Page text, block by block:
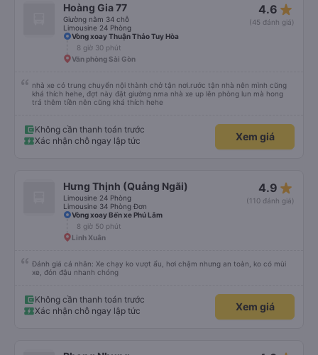
Hoàng Gia 77
Giường nằm 34 chỗ
Limousine 24 Phòng
4.6 star_rate
(45 đánh giá)
Vòng xoay Thuận Thảo Tuy Hòa
8 giờ 30 phút
Văn phòng Sài Gòn
nhà xe có trung chuyển nội thành chở tận nơi.rước tận nhà nên mình cũng
khá thích hehe, đợt này đặt giường nma nhà xe up lên phòng lun mà hong
trả thêm tiền nên cũng khá thích hehe
Không cần thanh toán trước
Xác nhận chỗ ngay lập tức
Xem giá
Hưng Thịnh (Quảng Ngãi)
Limousine 24 Phòng
Limousine 34 Phòng Đơn
4.9 star_rate
(110 đánh giá)
Vòng xoay Bến xe Phú Lâm
8 giờ 50 phút
Linh Xuân
Đánh giá cá nhân: Xe chạy ko vượt ẩu, hơi chậm nhưng an toàn, ko có mùi
xe, đón đậu nhanh chóng
Không cần thanh toán trước
Xác nhận chỗ ngay lập tức
Xem giá